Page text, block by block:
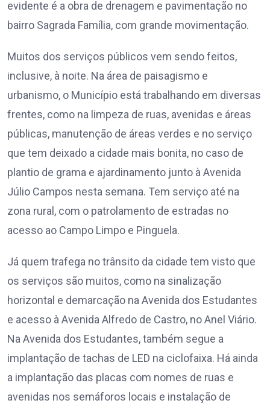
evidente é a obra de drenagem e pavimentação no
bairro Sagrada Família, com grande movimentação.
Muitos dos serviços públicos vem sendo feitos,
inclusive, à noite. Na área de paisagismo e
urbanismo, o Município está trabalhando em diversas
frentes, como na limpeza de ruas, avenidas e áreas
públicas, manutenção de áreas verdes e no serviço
que tem deixado a cidade mais bonita, no caso de
plantio de grama e ajardinamento junto à Avenida
Júlio Campos nesta semana. Tem serviço até na
zona rural, com o patrolamento de estradas no
acesso ao Campo Limpo e Pinguela.
Já quem trafega no trânsito da cidade tem visto que
os serviços são muitos, como na sinalização
horizontal e demarcação na Avenida dos Estudantes
e acesso à Avenida Alfredo de Castro, no Anel Viário.
Na Avenida dos Estudantes, também segue a
implantação de tachas de LED na ciclofaixa. Há ainda
a implantação das placas com nomes de ruas e
avenidas nos semáforos locais e instalação de